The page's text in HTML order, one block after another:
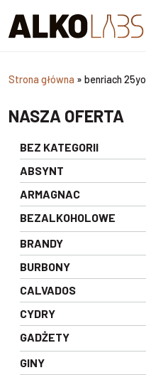
Strona główna » benriach 25yo
NASZA OFERTA
BEZ KATEGORII
ABSYNT
ARMAGNAC
BEZALKOHOLOWE
BRANDY
BURBONY
CALVADOS
CYDRY
GADŻETY
GINY